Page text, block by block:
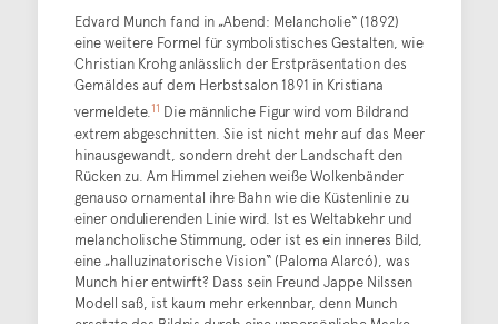
Edvard Munch fand in „Abend: Melancholie“ (1892)
eine weitere Formel für symbolistisches Gestalten, wie
Christian Krohg anlässlich der Erstpräsentation des
Gemäldes auf dem Herbstsalon 1891 in Kristiana
vermeldete.11 Die männliche Figur wird vom Bildrand
extrem abgeschnitten. Sie ist nicht mehr auf das Meer
hinausgewandt, sondern dreht der Landschaft den
Rücken zu. Am Himmel ziehen weiße Wolkenbänder
genauso ornamental ihre Bahn wie die Küstenlinie zu
einer ondulierenden Linie wird. Ist es Weltabkehr und
melancholische Stimmung, oder ist es ein inneres Bild,
eine „halluzinatorische Vision“ (Paloma Alarcó), was
Munch hier entwirft? Dass sein Freund Jappe Nilssen
Modell saß, ist kaum mehr erkennbar, denn Munch